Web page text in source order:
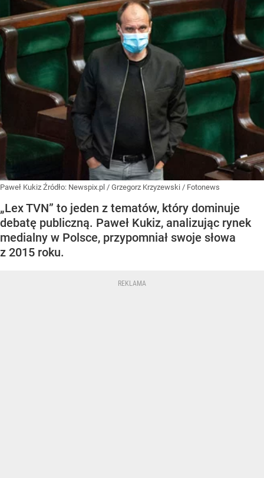
Paweł Kukiz Źródło: Newspix.pl / Grzegorz Krzyzewski / Fotonews
„Lex TVN” to jeden z tematów, który dominuje
debatę publiczną. Paweł Kukiz, analizując rynek
medialny w Polsce, przypomniał swoje słowa
z 2015 roku.